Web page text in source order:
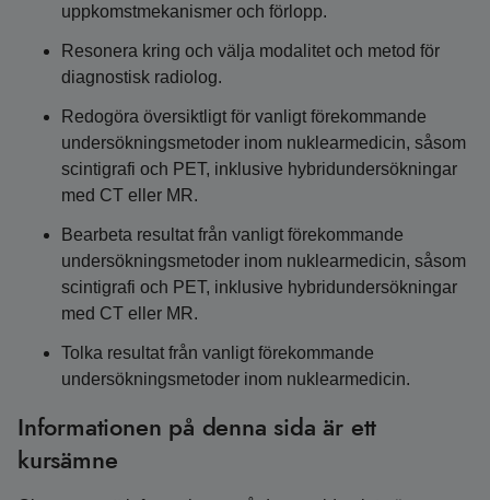
uppkomstmekanismer och förlopp.
Resonera kring och välja modalitet och metod för
diagnostisk radiolog.
Redogöra översiktligt för vanligt förekommande
undersökningsmetoder inom nuklearmedicin, såsom
scintigrafi och PET, inklusive hybridundersökningar
med CT eller MR.
Bearbeta resultat från vanligt förekommande
undersökningsmetoder inom nuklearmedicin, såsom
scintigrafi och PET, inklusive hybridundersökningar
med CT eller MR.
Tolka resultat från vanligt förekommande
undersökningsmetoder inom nuklearmedicin.
Informationen på denna sida är ett
kursämne